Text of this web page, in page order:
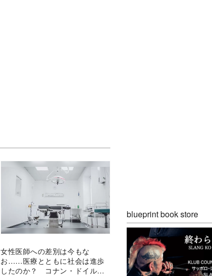
女性医師への差別は今もな
お……医療とともに社会は進歩
したのか？ コナン・ドイル、
blueprint book store